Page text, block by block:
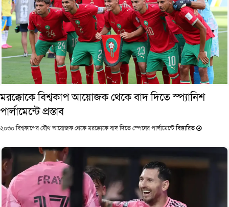
মরক্কোকে বিশ্বকাপ আয়োজক থেকে বাদ দিতে স্প্যানিশ
পার্লামেন্টে প্রস্তাব
২০৩০ বিশ্বকাপের যৌথ আয়োজক থেকে মরক্কোকে বাদ দিতে স্পেনের পার্লামেন্টেবিস্তারিত